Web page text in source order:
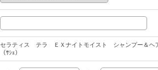
セラティス テラ ＥＸナイトモイスト シャンプー＆ヘ
（ｻｼｪ）